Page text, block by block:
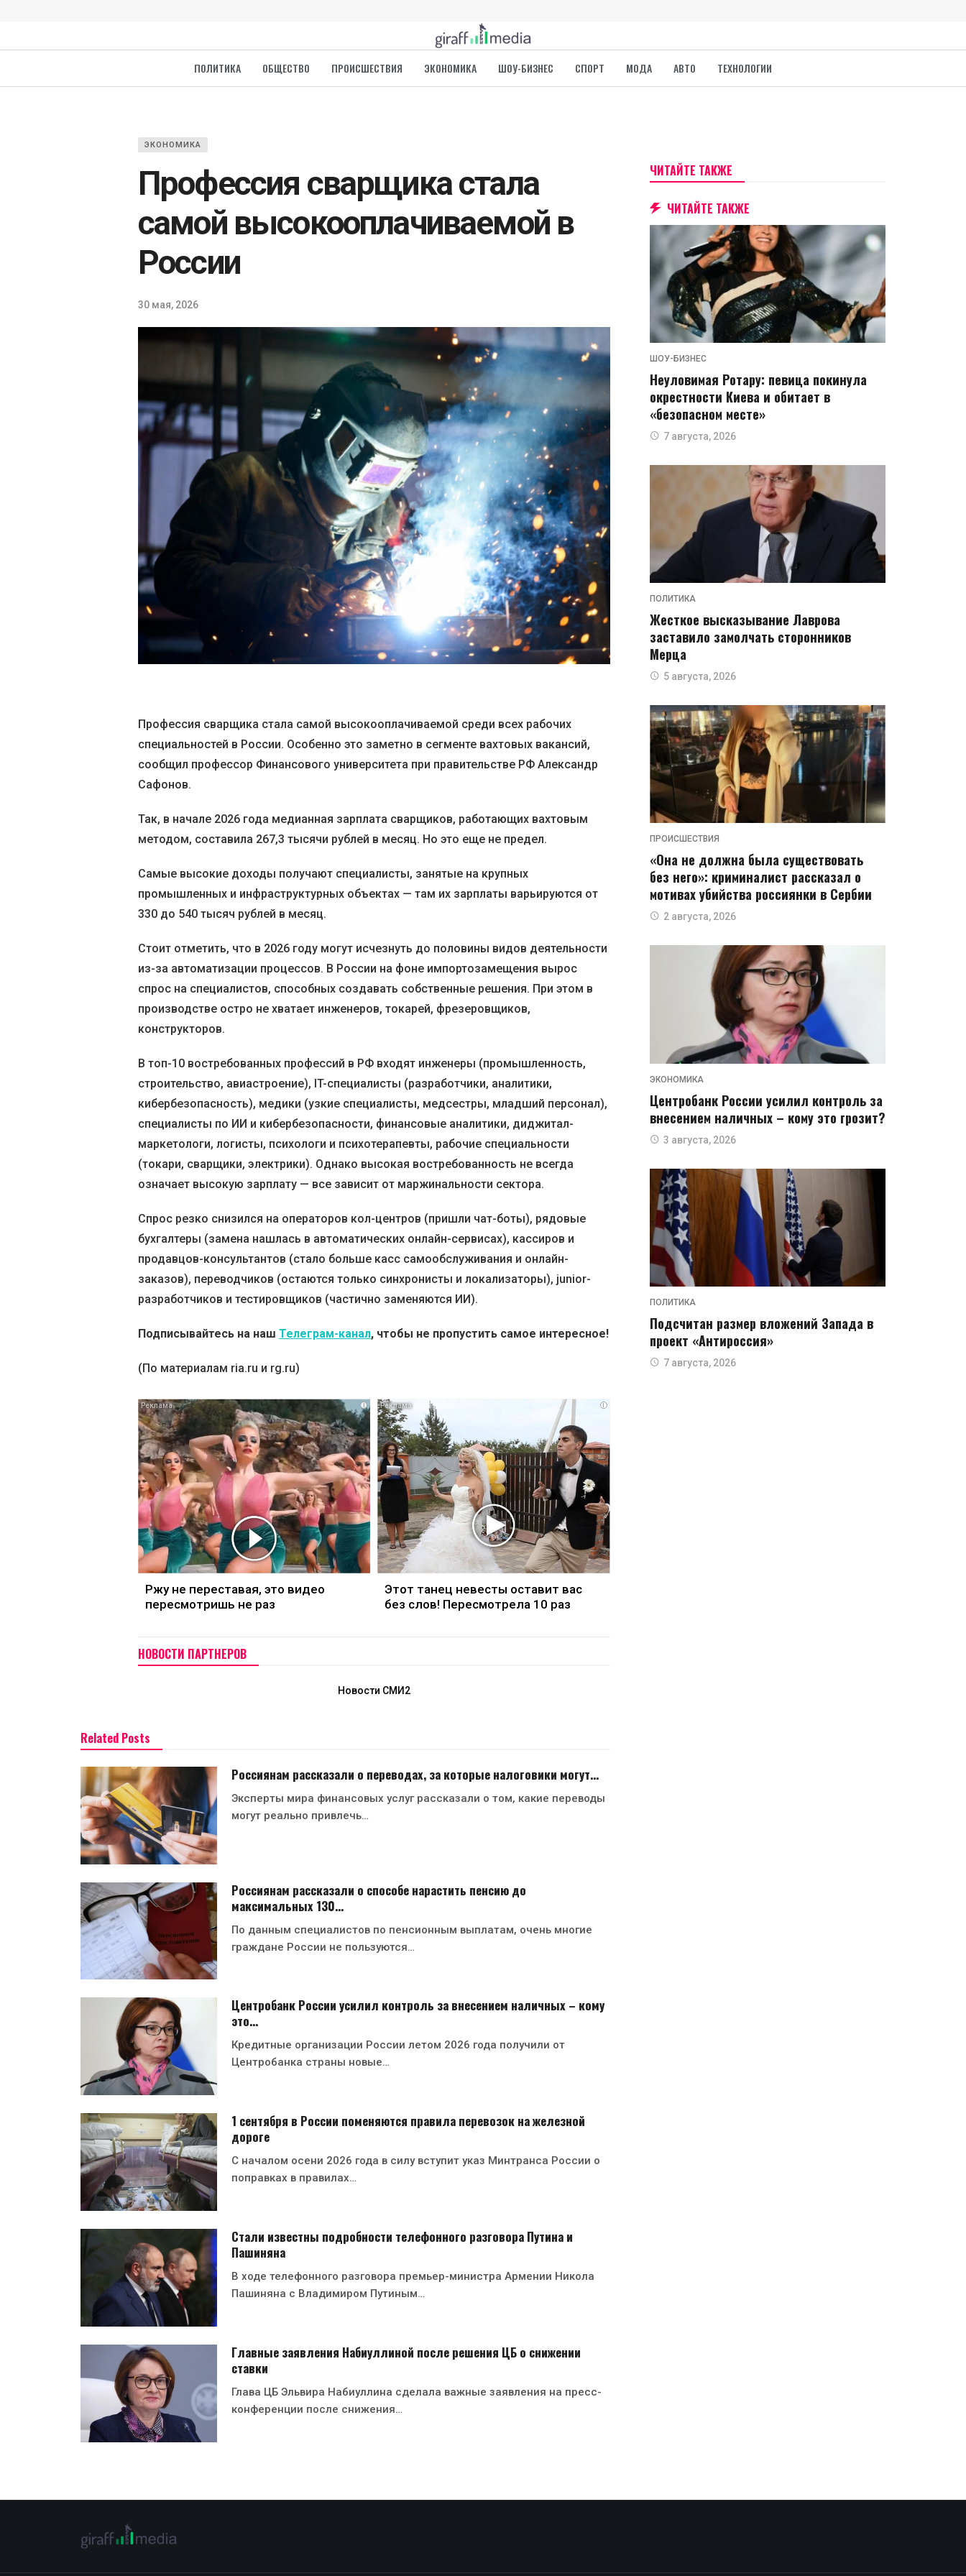
ПОЛИТИКА ОБЩЕСТВО ПРОИСШЕСТВИЯ ЭКОНОМИКА ШОУ-БИЗНЕС СПОРТ МОДА АВТО ТЕХНОЛОГИИ
ЭКОНОМИКА
Профессия сварщика стала
самой высокооплачиваемой в
России
30 мая, 2026
Профессия сварщика стала самой высокооплачиваемой среди всех рабочих
специальностей в России. Особенно это заметно в сегменте вахтовых вакансий,
сообщил профессор Финансового университета при правительстве РФ Александр
Сафонов.
Так, в начале 2026 года медианная зарплата сварщиков, работающих вахтовым
методом, составила 267,3 тысячи рублей в месяц. Но это еще не предел.
Самые высокие доходы получают специалисты, занятые на крупных
промышленных и инфраструктурных объектах — там их зарплаты варьируются от
330 до 540 тысяч рублей в месяц.
Стоит отметить, что в 2026 году могут исчезнуть до половины видов деятельности
из-за автоматизации процессов. В России на фоне импортозамещения вырос
спрос на специалистов, способных создавать собственные решения. При этом в
производстве остро не хватает инженеров, токарей, фрезеровщиков,
конструкторов.
В топ-10 востребованных профессий в РФ входят инженеры (промышленность,
строительство, авиастроение), IT-специалисты (разработчики, аналитики,
кибербезопасность), медики (узкие специалисты, медсестры, младший персонал),
специалисты по ИИ и кибербезопасности, финансовые аналитики, диджитал-
маркетологи, логисты, психологи и психотерапевты, рабочие специальности
(токари, сварщики, электрики). Однако высокая востребованность не всегда
означает высокую зарплату — все зависит от маржинальности сектора.
Спрос резко снизился на операторов кол-центров (пришли чат-боты), рядовые
бухгалтеры (замена нашлась в автоматических онлайн-сервисах), кассиров и
продавцов-консультантов (стало больше касс самообслуживания и онлайн-
заказов), переводчиков (остаются только синхронисты и локализаторы), junior-
разработчиков и тестировщиков (частично заменяются ИИ).
Подписывайтесь на наш Телеграм-канал, чтобы не пропустить самое интересное!
(По материалам ria.ru и rg.ru)
i
Ржу не переставая, это видео
пересмотришь не раз
i
Этот танец невесты оставит вас
без слов! Пересмотрела 10 раз
НОВОСТИ ПАРТНЕРОВ
Новости СМИ2
Related Posts
Россиянам рассказали о переводах, за которые налоговики могут…
Эксперты мира финансовых услуг рассказали о том, какие переводы
могут реально привлечь…
Россиянам рассказали о способе нарастить пенсию до
максимальных 130…
По данным специалистов по пенсионным выплатам, очень многие
граждане России не пользуются…
Центробанк России усилил контроль за внесением наличных – кому
это…
Кредитные организации России летом 2026 года получили от
Центробанка страны новые…
1 сентября в России поменяются правила перевозок на железной
дороге
С началом осени 2026 года в силу вступит указ Минтранса России о
поправках в правилах…
Стали известны подробности телефонного разговора Путина и
Пашиняна
В ходе телефонного разговора премьер-министра Армении Никола
Пашиняна с Владимиром Путиным…
Главные заявления Набиуллиной после решения ЦБ о снижении
ставки
Глава ЦБ Эльвира Набиуллина сделала важные заявления на пресс-
конференции после снижения…
ЧИТАЙТЕ ТАКЖЕ
ЧИТАЙТЕ ТАКЖЕ
ШОУ-БИЗНЕС
Неуловимая Ротару: певица покинула
окрестности Киева и обитает в
«безопасном месте»
7 августа, 2026
ПОЛИТИКА
Жесткое высказывание Лаврова
заставило замолчать сторонников
Мерца
5 августа, 2026
ПРОИСШЕСТВИЯ
«Она не должна была существовать
без него»: криминалист рассказал о
мотивах убийства россиянки в Сербии
2 августа, 2026
ЭКОНОМИКА
Центробанк России усилил контроль за
внесением наличных – кому это грозит?
3 августа, 2026
ПОЛИТИКА
Подсчитан размер вложений Запада в
проект «Антироссия»
7 августа, 2026